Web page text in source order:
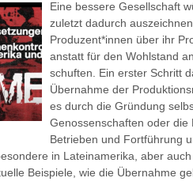
Eine bessere Gesellschaft
zuletzt dadurch
Produzent*innen über ihr
anstatt für den Wohlstand
schuften. Ein erster Schritt
Übernahme der
es durch die Gründung
Genossenschaften oder die
Betrieben und Fortführung
in Lateinamerika, aber
Beispiele, wie die Übernahme